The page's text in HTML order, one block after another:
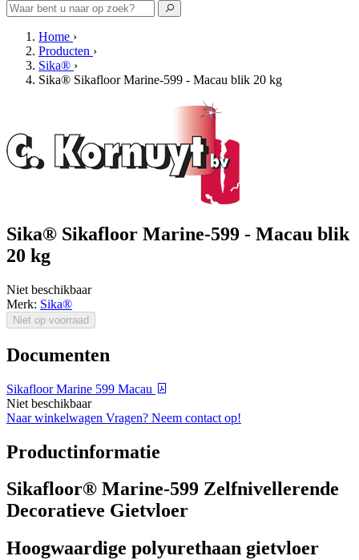
Home ›
Producten ›
Sika® ›
Sika® Sikafloor Marine-599 - Macau blik 20 kg
Sika® Sikafloor Marine-599 - Macau blik
20 kg
Niet beschikbaar
Merk: Sika®
Niet op voorraad
Documenten
Sikafloor Marine 599 Macau
Niet beschikbaar
Naar winkelwagen Vragen? Neem contact op!
Productinformatie
Sikafloor® Marine-599 Zelfnivellerende
Decoratieve Gietvloer
Hoogwaardige polyurethaan gietvloer